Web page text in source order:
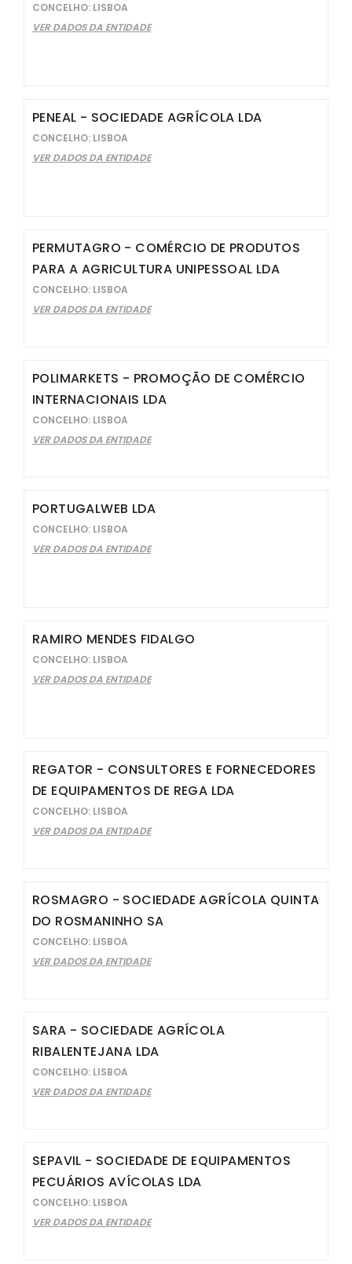
CONCELHO: LISBOA
VER DADOS DA ENTIDADE
PENEAL - SOCIEDADE AGRÍCOLA LDA
CONCELHO: LISBOA
VER DADOS DA ENTIDADE
PERMUTAGRO - COMÉRCIO DE PRODUTOS
PARA A AGRICULTURA UNIPESSOAL LDA
CONCELHO: LISBOA
VER DADOS DA ENTIDADE
POLIMARKETS - PROMOÇÃO DE COMÉRCIO
INTERNACIONAIS LDA
CONCELHO: LISBOA
VER DADOS DA ENTIDADE
PORTUGALWEB LDA
CONCELHO: LISBOA
VER DADOS DA ENTIDADE
RAMIRO MENDES FIDALGO
CONCELHO: LISBOA
VER DADOS DA ENTIDADE
REGATOR - CONSULTORES E FORNECEDORES
DE EQUIPAMENTOS DE REGA LDA
CONCELHO: LISBOA
VER DADOS DA ENTIDADE
ROSMAGRO - SOCIEDADE AGRÍCOLA QUINTA
DO ROSMANINHO SA
CONCELHO: LISBOA
VER DADOS DA ENTIDADE
SARA - SOCIEDADE AGRÍCOLA
RIBALENTEJANA LDA
CONCELHO: LISBOA
VER DADOS DA ENTIDADE
SEPAVIL - SOCIEDADE DE EQUIPAMENTOS
PECUÁRIOS AVÍCOLAS LDA
CONCELHO: LISBOA
VER DADOS DA ENTIDADE